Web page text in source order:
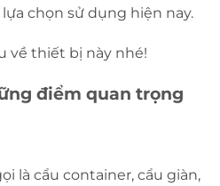
chọn sử dụng hiện nay.
về thiết bị này nhé!
điểm quan trọng
là cẩu container, cẩu giàn,